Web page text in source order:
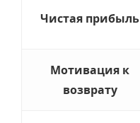
Чистая прибыль
Мотивация к
возврату